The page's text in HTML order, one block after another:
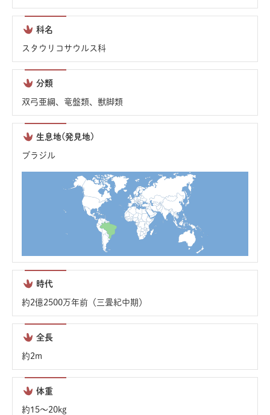
科名
スタウリコサウルス科
分類
双弓亜綱、竜盤類、獣脚類
生息地(発見地)
ブラジル
時代
約2億2500万年前（三畳紀中期）
全長
約2m
体重
約15〜20kg